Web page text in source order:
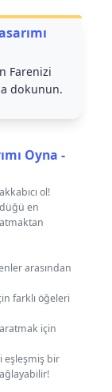
Farenizi
dokunun.
Oyna -
ol!
en
arasından
farklı öğeleri
için
eşleşmiş bir